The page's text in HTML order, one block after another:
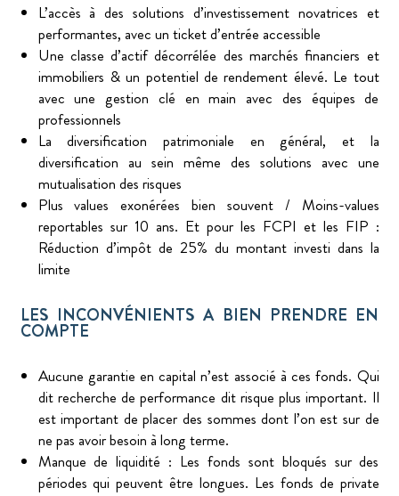
L’accès à des solutions d’investissement novatrices et
performantes, avec un ticket d’entrée accessible
Une classe d’actif décorrélée des marchés financiers et
immobiliers & un potentiel de rendement élevé. Le tout
avec une gestion clé en main avec des équipes de
professionnels
La diversification patrimoniale en général, et la
diversification au sein même des solutions avec une
mutualisation des risques
Plus values exonérées bien souvent / Moins-values
reportables sur 10 ans. Et pour les FCPI et les FIP :
Réduction d’impôt de 25% du montant investi dans la
limite
LES INCONVÉNIENTS A BIEN PRENDRE EN
COMPTE
Aucune garantie en capital n’est associé à ces fonds. Qui
dit recherche de performance dit risque plus important. Il
est important de placer des sommes dont l’on est sur de
ne pas avoir besoin à long terme.
Manque de liquidité : Les fonds sont bloqués sur des
périodes qui peuvent être longues. Les fonds de private